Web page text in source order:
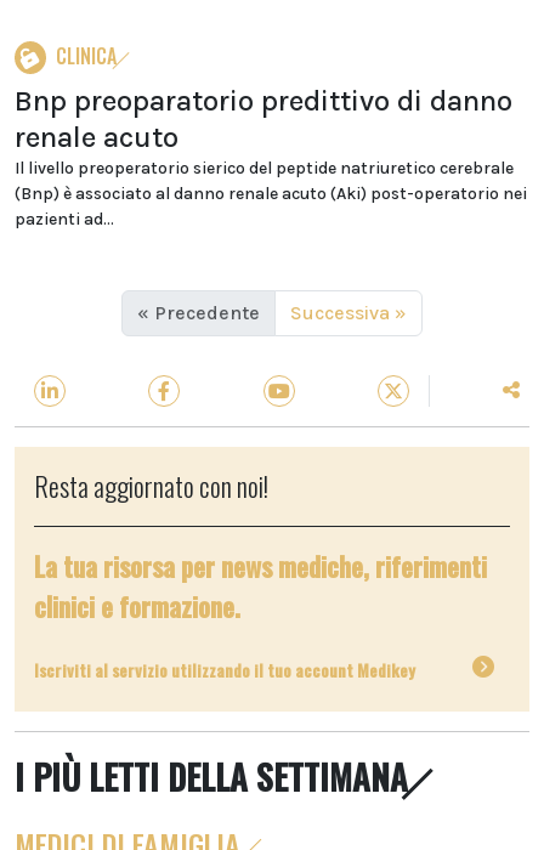
CLINICA
Bnp preoparatorio predittivo di danno
renale acuto
Il livello preoperatorio sierico del peptide natriuretico cerebrale
(Bnp) è associato al danno renale acuto (Aki) post-operatorio nei
pazienti ad...
« Precedente Successiva »
Resta aggiornato con noi!
La tua risorsa per news mediche, riferimenti
clinici e formazione.
Iscriviti al servizio utilizzando il tuo account Medikey
I PIÙ LETTI DELLA SETTIMANA